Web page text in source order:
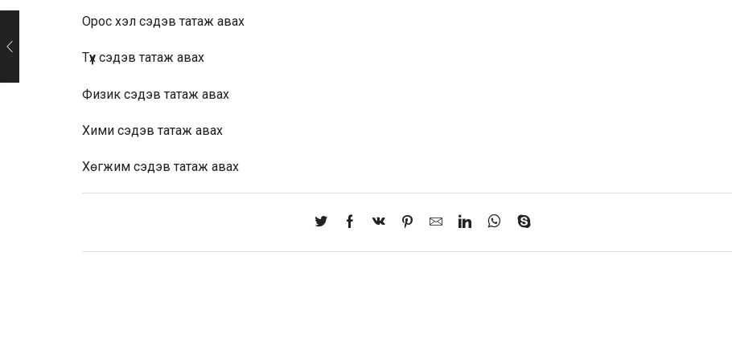
Орос хэл сэдэв татаж авах
Түүх сэдэв татаж авах
Физик сэдэв татаж авах
Хими сэдэв татаж авах
Хөгжим сэдэв татаж авах